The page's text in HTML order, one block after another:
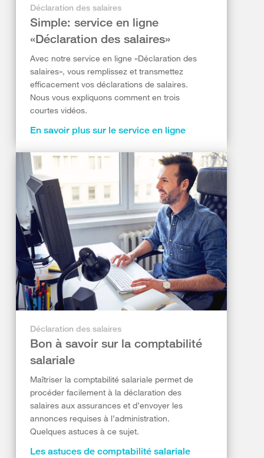
Déclaration des salaires
Simple: service en ligne
«Déclaration des salaires»
Avec notre service en ligne «Déclaration des
salaires», vous remplissez et transmettez
efficacement vos déclarations de salaires.
Nous vous expliquons comment en trois
courtes vidéos.
En savoir plus sur le service en ligne
Déclaration des salaires
Bon à savoir sur la comptabilité
salariale
Maîtriser la comptabilité salariale permet de
procéder facilement à la déclaration des
salaires aux assurances et d’envoyer les
annonces requises à l’administration.
Quelques astuces à ce sujet.
Les astuces de comptabilité salariale